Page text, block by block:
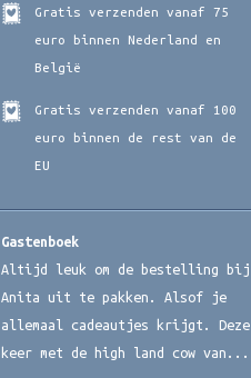
Gratis verzenden vanaf 75
euro binnen Nederland en
België
Gratis verzenden vanaf 100
euro binnen de rest van de
EU
Gastenboek
Altijd leuk om de bestelling bij
Anita uit te pakken. Alsof je
allemaal cadeautjes krijgt. Deze
keer met de high land cow van...